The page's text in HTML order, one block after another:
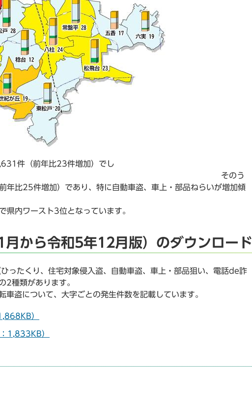
件（前年比23件増加）でし
そのう
年比25件増加）であり、特に自動車盗、車上・部品ねらいが増加傾
内ワースト3位となっています。
から令和5年12月版）のダウンロード
ったくり、住宅対象侵入盗、自動車盗、車上・部品狙い、電話de詐
2種類があります。
盗について、大字ごとの発生件数を記載しています。
）
1,833KB）